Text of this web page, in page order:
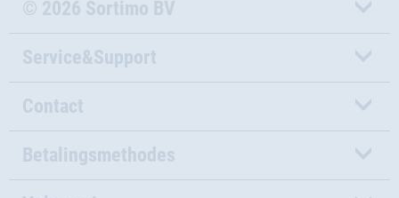
© 2026 Sortimo BV
Service&Support
Contact
Betalingsmethodes